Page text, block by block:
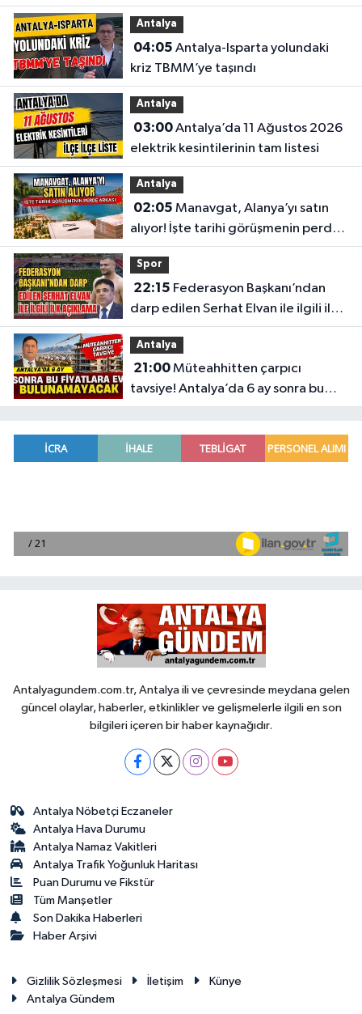
bekleyen büyük tehlike
Antalya
04:05
kriz TBMM’ye taşındı
Antalya
03:00Antalya’da 11 Ağustos 2026
elektrik kesintilerinin tam listesi
Antalya
02:05
alıyor! İşte tarihi görüşmenin perde
arkası
Spor
22:15
darp edilen Serhat Elvan ile ilgili ilk
açıklama
Antalya
21:00Müteahhitten çarpıcı
tavsiye! Antalya’da 6 ay sonra bu
fiyatlara ev bulunamayacak
Antalyagundem.com.tr, Antalya ili ve çevresinde meydana gelen
güncel olaylar, haberler, etkinlikler ve gelişmelerle ilgili en son
bilgileri içeren bir haber kaynağıdır.
Antalya Nöbetçi Eczaneler
Antalya Hava Durumu
Antalya Namaz Vakitleri
Antalya Trafik Yoğunluk Haritası
Puan Durumu ve Fikstür
Tüm Manşetler
Son Dakika Haberleri
Haber Arşivi
Gizlilik Sözleşmesi İletişim
Künye
Antalya Gündem